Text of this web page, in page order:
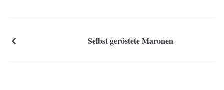
Selbst geröstete Maronen